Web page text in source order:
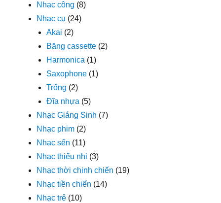
Nhạc công (8)
Nhạc cụ (24)
Akai (2)
Băng cassette (2)
Harmonica (1)
Saxophone (1)
Trống (2)
Đĩa nhựa (5)
Nhạc Giáng Sinh (7)
Nhạc phim (2)
Nhạc sến (11)
Nhạc thiếu nhi (3)
Nhạc thời chinh chiến (19)
Nhạc tiền chiến (14)
Nhạc trẻ (10)